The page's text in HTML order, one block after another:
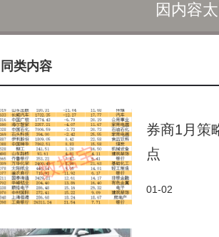
较2024年的20亿元实现翻倍增长。投资机
百度在公告中详细阐述了分拆动机：
明度，便于投资者单独评估其发展潜力；
分拆有助于强化昆仑芯在产业链中的话语
出，此举标志着百度AI生态进入资本化新
务结构。
因内容
同类内容
券商1月策
点
01-02